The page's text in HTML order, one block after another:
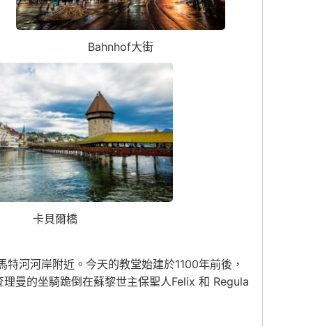
Bahnhof大街
卡貝爾橋
河河岸附近。今天的教堂始建於1100年前後，
曼的坐騎跪倒在蘇黎世主保聖人Felix 和 Regula